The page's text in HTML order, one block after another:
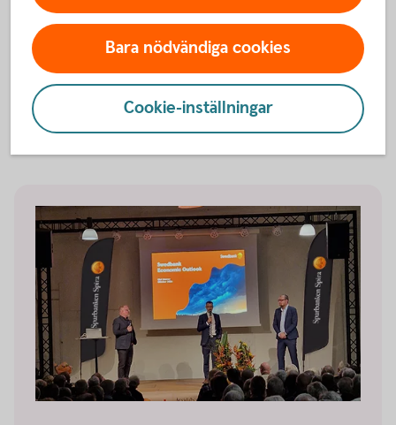
Som Private Banking-kund erbjuds du ett sparkonto
med bra ränta från första kronan och fria uttag.
Kontot omfattas av insättningsgarantin.
Bara nödvändiga cookies
Cookie-inställningar